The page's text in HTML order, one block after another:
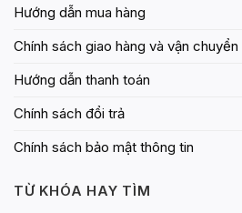
Hướng dẫn mua hàng
Chính sách giao hàng và vận chuyển
Hướng dẫn thanh toán
Chính sách đổi trả
Chính sách bảo mật thông tin
TỪ KHÓA HAY TÌM